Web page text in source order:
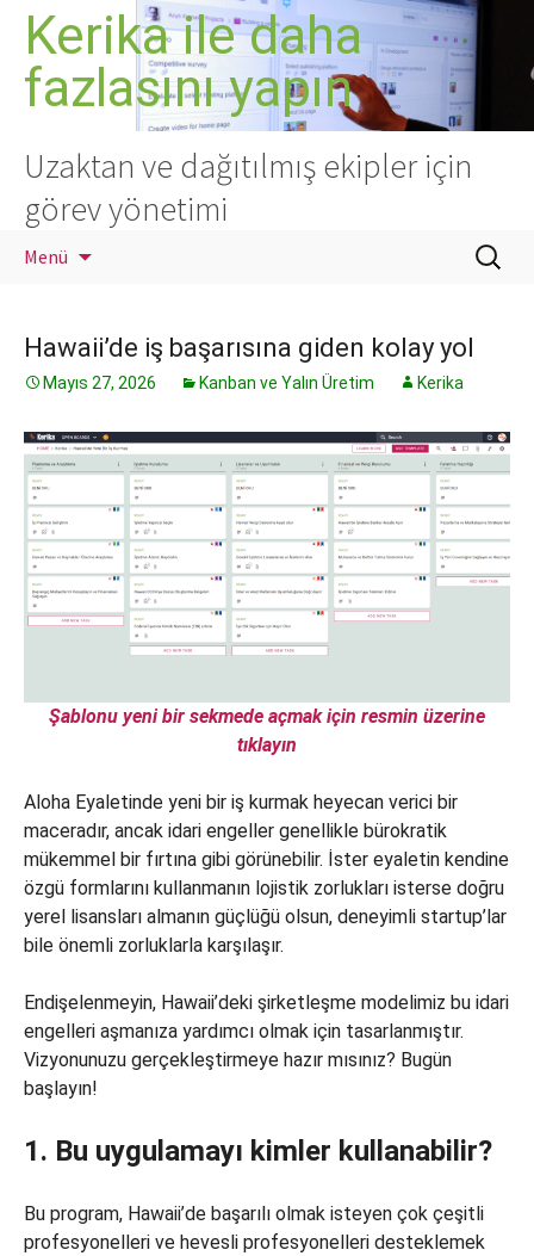
İçeriğeKerika ile daha
fazlasını yapın
Uzaktan ve dağıtılmış ekipler için
görev yönetimi
Menü
Arama:
Hawaii’de iş başarısına giden kolay yol
Mayıs 27, 2026 Kanban ve Yalın Üretim Kerika
Şablonu yeni bir sekmede açmak için resmin üzerine
tıklayın
Aloha Eyaletinde yeni bir iş kurmak heyecan verici bir
maceradır, ancak idari engeller genellikle bürokratik
mükemmel bir fırtına gibi görünebilir. İster eyaletin kendine
özgü formlarını kullanmanın lojistik zorlukları isterse doğru
yerel lisansları almanın güçlüğü olsun, deneyimli startup’lar
bile önemli zorluklarla karşılaşır.
Endişelenmeyin, Hawaii’deki şirketleşme modelimiz bu idari
engelleri aşmanıza yardımcı olmak için tasarlanmıştır.
Vizyonunuzu gerçekleştirmeye hazır mısınız? Bugün
başlayın!
1. Bu uygulamayı kimler kullanabilir?
Bu program, Hawaii’de başarılı olmak isteyen çok çeşitli
profesyonelleri ve hevesli profesyonelleri desteklemek